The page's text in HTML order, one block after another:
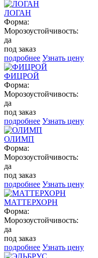
ЛОГАН
Форма:
Морозоустойчивость:
да
под заказ
подробнее Узнать цену
ФИЦРОЙ
Форма:
Морозоустойчивость:
да
под заказ
подробнее Узнать цену
ОЛИМП
Форма:
Морозоустойчивость:
да
под заказ
подробнее Узнать цену
МАТТЕРХОРН
Форма:
Морозоустойчивость:
да
под заказ
подробнее Узнать цену